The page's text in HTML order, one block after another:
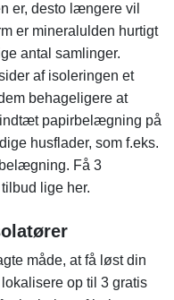
er, desto længere vil
er mineralulden hurtigt
antal samlinger.
af isoleringen et
behageligere at
papirbelægning på
husflader, som f.eks.
Få 3
lige her.
måde, at få løst din
op til 3 gratis